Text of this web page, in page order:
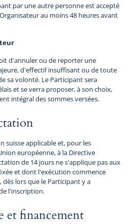
par une autre personne est accepté
au moins 48 heures avant
d'annuler ou de reporter une
d'effectif insuffisant ou de toute
sa volonté. Le Participant sera
et se verra proposer, à son choix,
intégral des sommes versées.
suisse applicable et, pour les
européenne, à la Directive
de 14 jours ne s'applique pas aux
et dont l'exécution commence
lors que le Participant y a
l'inscription.
et financement